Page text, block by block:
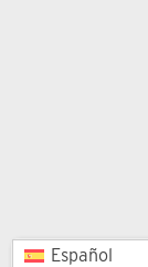
Español